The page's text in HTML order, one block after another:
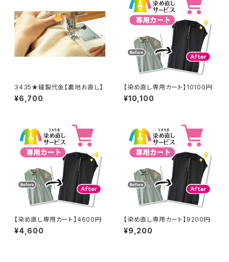
3435★縫製代金【裏地お直し】
¥6,700
【染め直し専用カート】10100円
¥10,100
【染め直し専用カート】4600円
¥4,600
【染め直し専用カート】9200円
¥9,200